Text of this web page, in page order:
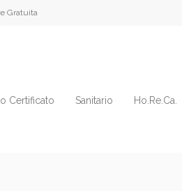
Gratuita
Certificato Sanitario Ho.Re.Ca.